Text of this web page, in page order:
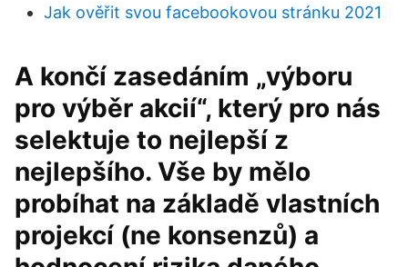
Jak ověřit svou facebookovou stránku 2021
A končí zasedáním „výboru
pro výběr akcií“, který pro nás
selektuje to nejlepší z
nejlepšího. Vše by mělo
probíhat na základě vlastních
projekcí (ne konsenzů) a